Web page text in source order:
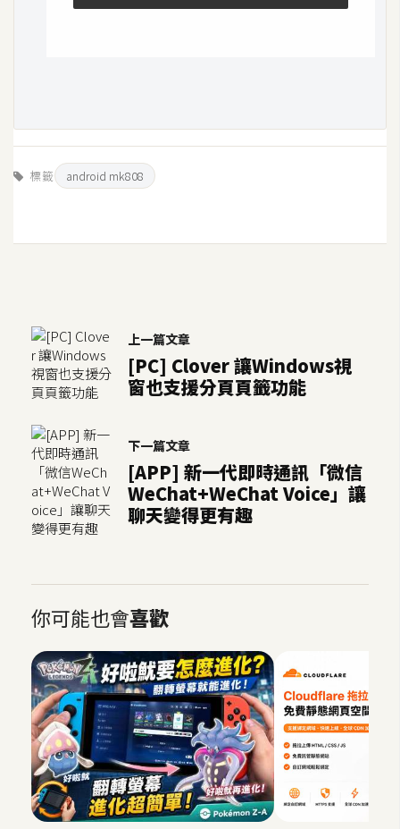
標籤 android mk808
上一篇文章
[PC] Clover 讓Windows視
窗也支援分頁頁籤功能
下一篇文章
[APP] 新一代即時通訊「微信
WeChat+WeChat Voice」讓
聊天變得更有趣
你可能也會喜歡